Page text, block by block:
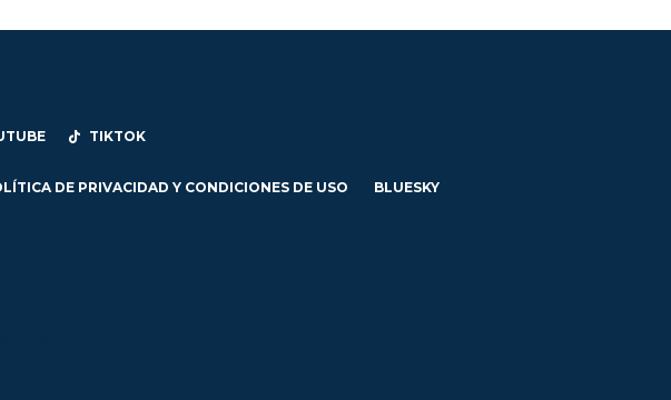
TIKTOK
DE PRIVACIDAD Y CONDICIONES DE USO BLUESKY